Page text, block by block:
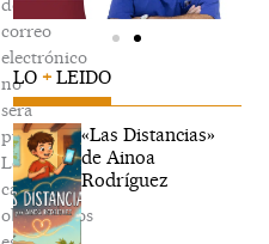
de
correo
electrónico
no
será
publicada.
Los
campos
obligatorios
LO + LEIDO
«Las Distancias»
de Ainoa
Rodríguez